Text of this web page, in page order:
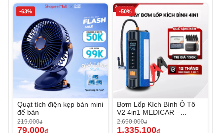
-63%
Quạt tích điện kẹp bàn mini
để bàn
219.000đ
79.000đ
-50%
Bơm Lốp Kích Bình Ô Tô
V2 4in1 MEDICAR –
12.000mAh
2.690.000đ
1.335.100đ